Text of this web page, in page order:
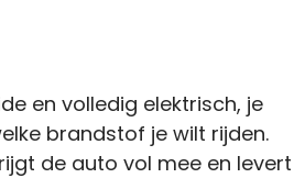
en volledig elektrisch, je
brandstof je wilt rijden.
de auto vol mee en levert